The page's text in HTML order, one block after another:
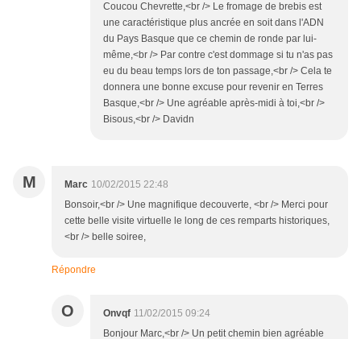
Coucou Chevrette,<br /> Le fromage de brebis est
une caractéristique plus ancrée en soit dans l'ADN
du Pays Basque que ce chemin de ronde par lui-
même,<br /> Par contre c'est dommage si tu n'as pas
eu du beau temps lors de ton passage,<br /> Cela te
donnera une bonne excuse pour revenir en Terres
Basque,<br /> Une agréable après-midi à toi,<br />
Bisous,<br /> Davidn
M Marc 10/02/2015 22:48
Bonsoir,<br /> Une magnifique decouverte, <br /> Merci pour
cette belle visite virtuelle le long de ces remparts historiques,
<br /> belle soiree,
Répondre
O Onvqf 11/02/2015 09:24
Bonjour Marc,<br /> Un petit chemin bien agréable